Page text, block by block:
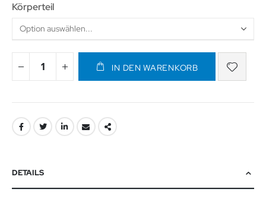
Körperteil
IN DEN WARENKORB
DETAILS